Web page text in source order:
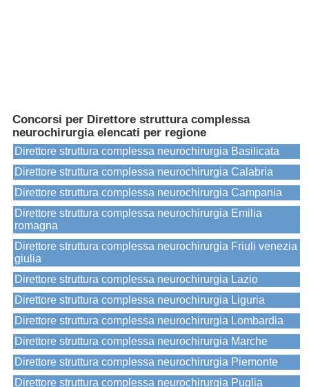
Concorsi per Direttore struttura complessa
neurochirurgia elencati per regione
Direttore struttura complessa neurochirurgia Basilicata
Direttore struttura complessa neurochirurgia Calabria
Direttore struttura complessa neurochirurgia Campania
Direttore struttura complessa neurochirurgia Emilia
romagna
Direttore struttura complessa neurochirurgia Friuli venezia
giulia
Direttore struttura complessa neurochirurgia Lazio
Direttore struttura complessa neurochirurgia Liguria
Direttore struttura complessa neurochirurgia Lombardia
Direttore struttura complessa neurochirurgia Marche
Direttore struttura complessa neurochirurgia Piemonte
Direttore struttura complessa neurochirurgia Puglia